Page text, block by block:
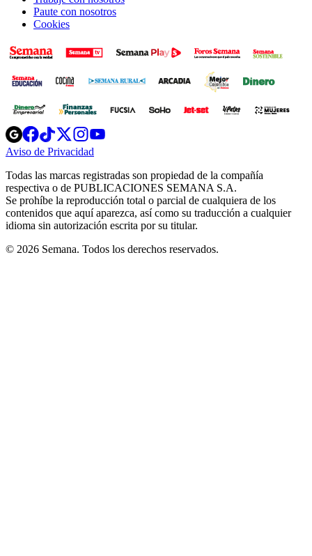
Paute con nosotros
Cookies
Opens
in
new
Opens
in
new
Opens
in
new
window
Opens
new
windowwindow
Aviso de Privacidad
new
window
Todas las marcas registradas son propiedad de la compañía
respectiva o de PUBLICACIONES SEMANA S.A.
Se prohíbe la reproducción total o parcial de cualquiera de los
contenidos que aquí aparezca, así como su traducción a cualquier
idioma sin autorización escrita por su titular.
© 2026 Semana. Todos los derechos reservados.